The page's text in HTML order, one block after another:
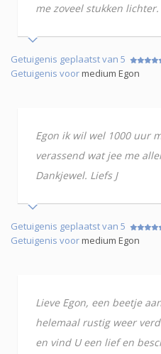
me zoveel stukken
Getuigenis geplaatst van 5
Getuigenis voormedium Egon
Egon ik wil wel 1000 uur
verassend wat jee me
Dankjewel. Liefs J
Getuigenis geplaatst van 5
Getuigenis voormedium Egon
Lieve Egon, een beetje
helemaal rustig weer
en vind U een lief en